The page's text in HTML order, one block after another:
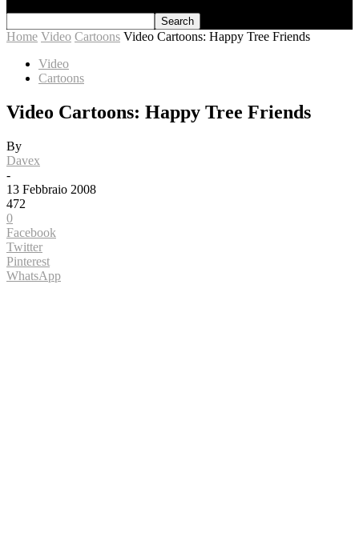
Home Video Cartoons Video Cartoons: Happy Tree Friends
Video
Cartoons
Video Cartoons: Happy Tree Friends
By
Davex
-
13 Febbraio 2008
472
0
Facebook
Twitter
Pinterest
WhatsApp